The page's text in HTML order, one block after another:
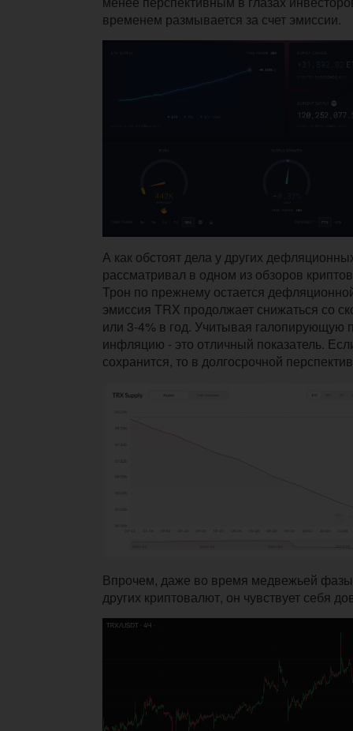
временем размывается за счет эмиссии.
А как обстоят дела у других
рассматривал в одном из обзоров
Трон по прежнему остается
эмиссия TRX продолжает снижаться со
или 3-4% в год. Учитывая галопирующую
инфляцию - это отличный показатель.
сохранится, то в долгосрочной
Впрочем, даже во время медвежьей фазы
других криптовалют, он чувствует себя